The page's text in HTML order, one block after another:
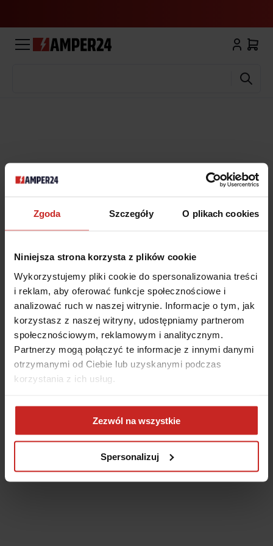
Zgoda Szczegóły O plikach cookies
Niniejsza strona korzysta z plików cookie
Wykorzystujemy pliki cookie do spersonalizowania treści
i reklam, aby oferować funkcje społecznościowe i
analizować ruch w naszej witrynie. Informacje o tym, jak
korzystasz z naszej witryny, udostępniamy partnerom
społecznościowym, reklamowym i analitycznym.
Partnerzy mogą połączyć te informacje z innymi danymi
otrzymanymi od Ciebie lub uzyskanymi podczas
korzystania z ich usług.
Zezwól na wszystkie
Spersonalizuj
browser console for more information)